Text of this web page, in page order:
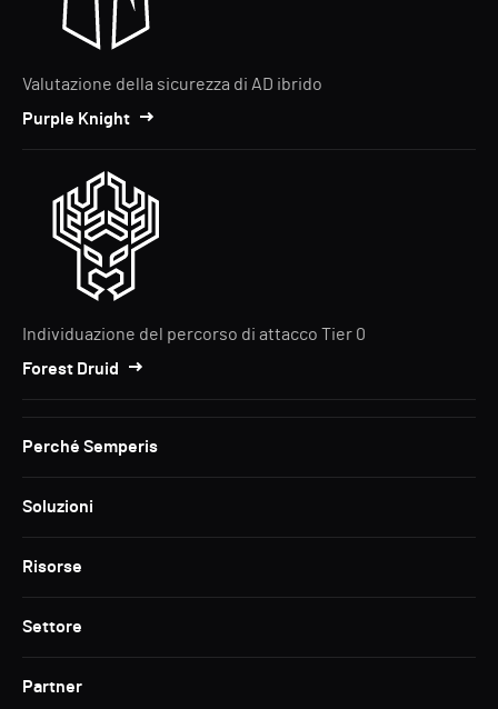
Valutazione della sicurezza di AD ibrido
Purple Knight
Individuazione del percorso di attacco Tier 0
Forest Druid
Perché Semperis
Soluzioni
Risorse
Settore
Partner